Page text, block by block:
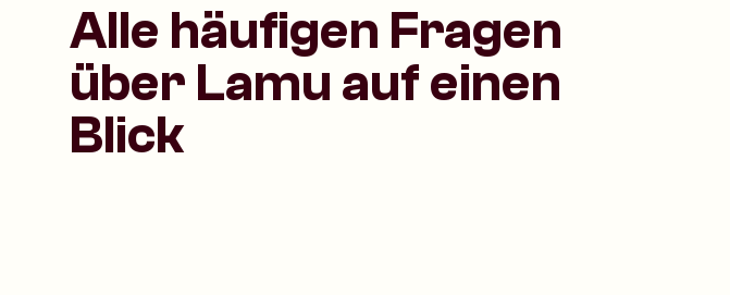
Alle häufigen Fragen
über Lamu auf einen
Blick